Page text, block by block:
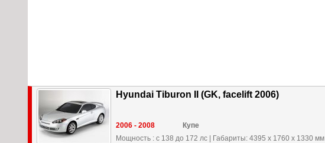
Hyundai Tiburon II (GK, facelift 2006)
2006 - 2008
Купе
Мощность : с 138 до 172 лс
Габариты: 4395 x 1760 x 1330 мм